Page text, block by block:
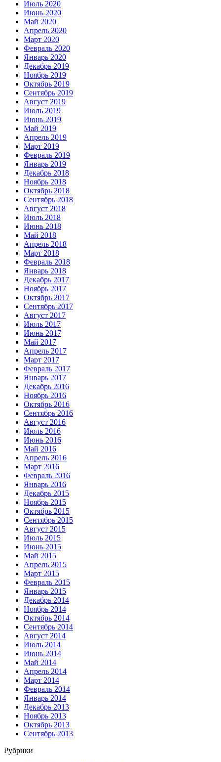
Июль 2020
Июнь 2020
Май 2020
Апрель 2020
Март 2020
Февраль 2020
Январь 2020
Декабрь 2019
Ноябрь 2019
Октябрь 2019
Сентябрь 2019
Август 2019
Июль 2019
Июнь 2019
Май 2019
Апрель 2019
Март 2019
Февраль 2019
Январь 2019
Декабрь 2018
Ноябрь 2018
Октябрь 2018
Сентябрь 2018
Август 2018
Июль 2018
Июнь 2018
Май 2018
Апрель 2018
Март 2018
Февраль 2018
Январь 2018
Декабрь 2017
Ноябрь 2017
Октябрь 2017
Сентябрь 2017
Август 2017
Июль 2017
Июнь 2017
Май 2017
Апрель 2017
Март 2017
Февраль 2017
Январь 2017
Декабрь 2016
Ноябрь 2016
Октябрь 2016
Сентябрь 2016
Август 2016
Июль 2016
Июнь 2016
Май 2016
Апрель 2016
Март 2016
Февраль 2016
Январь 2016
Декабрь 2015
Ноябрь 2015
Октябрь 2015
Сентябрь 2015
Август 2015
Июль 2015
Июнь 2015
Май 2015
Апрель 2015
Март 2015
Февраль 2015
Январь 2015
Декабрь 2014
Ноябрь 2014
Октябрь 2014
Сентябрь 2014
Август 2014
Июль 2014
Июнь 2014
Май 2014
Апрель 2014
Март 2014
Февраль 2014
Январь 2014
Декабрь 2013
Ноябрь 2013
Октябрь 2013
Сентябрь 2013
Рубрики